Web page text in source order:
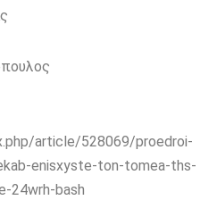
article/528069/proedroi-
enisxyste-ton-tomea-ths-
24wrh-bash